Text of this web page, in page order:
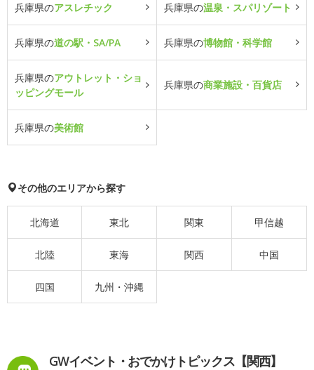
兵庫県のアスレチック 兵庫県の温泉・スパリゾート
兵庫県の道の駅・SA/PA 兵庫県の博物館・科学館
兵庫県のアウトレット・ショ
ッピングモール
兵庫県の商業施設・百貨店
兵庫県の美術館
その他のエリアから探す
北海道 東北 関東 甲信越
北陸 東海 関西 中国
四国 九州・沖縄
GWイベント・おでかけトピックス【関西】